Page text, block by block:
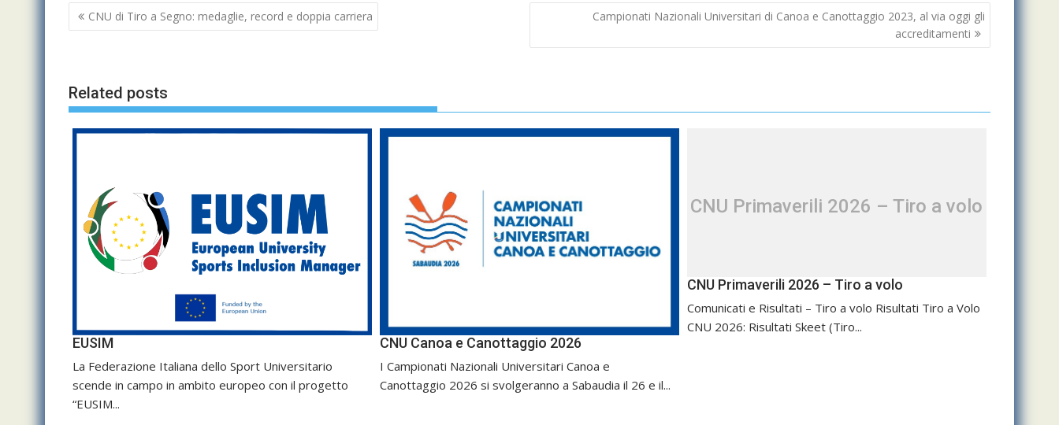
Navigazione
articoli
CNU di Tiro a Segno: medaglie, record e doppia carriera
Campionati Nazionali Universitari di Canoa e Canottaggio 2023, al via oggi gli
accreditamenti
Related posts
EUSIM
La Federazione Italiana dello Sport Universitario
scende in campo in ambito europeo con il progetto
“EUSIM...
CNU Canoa e Canottaggio 2026
I Campionati Nazionali Universitari Canoa e
Canottaggio 2026 si svolgeranno a Sabaudia il 26 e il...
CNU Primaverili 2026 – Tiro a volo
CNU Primaverili 2026 – Tiro a volo
Comunicati e Risultati – Tiro a volo Risultati Tiro a Volo
CNU 2026: Risultati Skeet (Tiro...